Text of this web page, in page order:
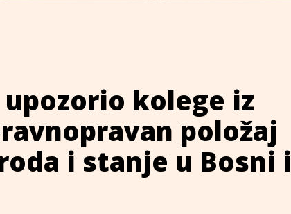
kolege iz
položaj
i stanje u Bosni i